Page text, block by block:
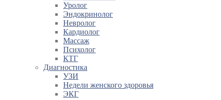
Уролог
Эндокринолог
Невролог
Кардиолог
Массаж
Психолог
КТГ
Диагностика
УЗИ
Недели женского здоровья
ЭКГ